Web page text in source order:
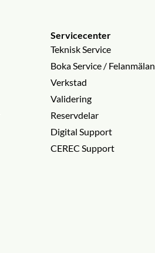
Servicecenter
Teknisk Service
Boka Service / Felanmälan
Verkstad
Validering
Reservdelar
Digital Support
CEREC Support